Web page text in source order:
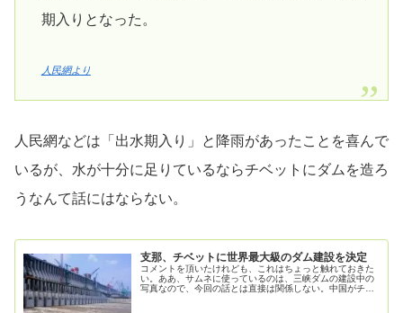
期入りとなった。
人民網より
人民網などは「出水期入り」と降雨があったことを喜んで
いるが、水が十分に足りているならチベットにダムを造ろ
うなんて話にはならない。
支那、チベットに世界最大級のダム建設を決定
コメントを頂いたけれども、これはちょっと触れておきた
い。ああ、サムネに使っているのは、三峡ダムの建設中の
写真なので、今回の話とは直接は関係しない。中国がチベ